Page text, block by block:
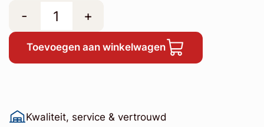
- +
Toevoegen aan winkelwagen
Kwaliteit, service & vertrouwd